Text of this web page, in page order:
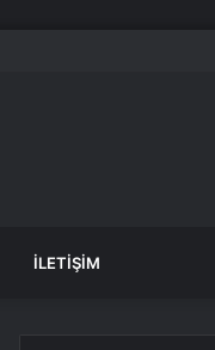
İLETIŞIM